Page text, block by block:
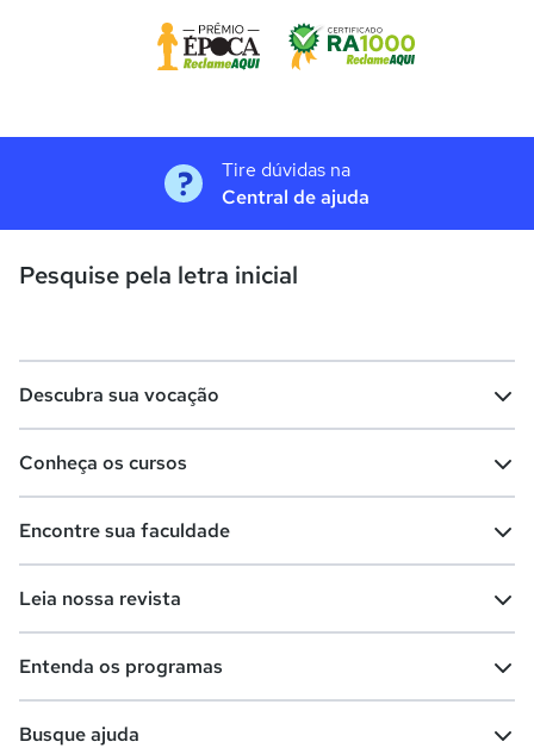
Tire dúvidas na
Central de ajuda
Pesquise pela letra inicial
Descubra sua vocação
Conheça os cursos
Cursos técnicos
Escolas
Encontre sua faculdade
Comunidade Quero
Leia nossa revista
Entenda os programas
Busque ajuda